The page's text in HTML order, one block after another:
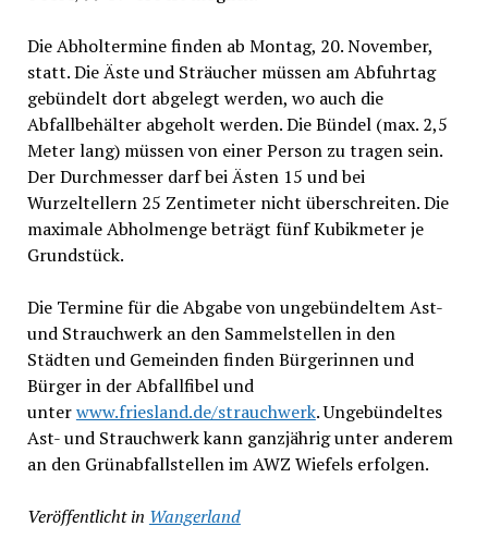
Die Abholtermine finden ab Montag, 20. November,
statt. Die Äste und Sträucher müssen am Abfuhrtag
gebündelt dort abgelegt werden, wo auch die
Abfallbehälter abgeholt werden. Die Bündel (max. 2,5
Meter lang) müssen von einer Person zu tragen sein.
Der Durchmesser darf bei Ästen 15 und bei
Wurzeltellern 25 Zentimeter nicht überschreiten. Die
maximale Abholmenge beträgt fünf Kubikmeter je
Grundstück.
Die Termine für die Abgabe von ungebündeltem Ast-
und Strauchwerk an den Sammelstellen in den
Städten und Gemeinden finden Bürgerinnen und
Bürger in der Abfallfibel und
unterwww.friesland.de/strauchwerk. Ungebündeltes
Ast- und Strauchwerk kann ganzjährig unter anderem
an den Grünabfallstellen im AWZ Wiefels erfolgen.
Veröffentlicht in Wangerland